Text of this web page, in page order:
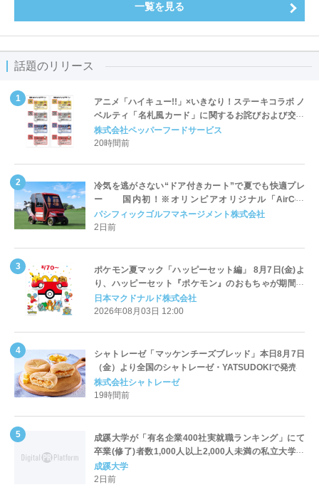
一覧を見る
話題のリリース
アニメ「ハイキュー!!」×いきなり！ステーキコラボ ノ
ベルティ「名札風カード」に関するお詫びおよび交換
対応についてのご案内
株式会社ペッパーフードサービス
20時間前
冷気を逃がさない“ドア付きカート”で夏でも快適プレ
ー 国内初！※オリンピアオリジナル「AirCon
Cart（エアコンカート）」導入 | ＰＧＭ
パシフィックゴルフマネージメント株式会社
2日前
ポケモン夏マック「ハッピーセット編」 8月7日(金)よ
り、ハッピーセット『ポケモン』のおもちゃが期間限
定登場
日本マクドナルド株式会社
2026年08月03日 12:00
シャトレーゼ「マッケンチーズブレッド」本日8月7日
（金）より全国のシャトレーゼ・YATSUDOKIで発売
株式会社シャトレーゼ
19時間前
成蹊大学が「有名企業400社実就職ランキング」にて
卒業(修了)者数1,000人以上2,000人未満の私立大学で
全国第1位を獲得！～実就職率は26.5%（前年比＋
4.3pt）に伸長、東京の私立大学でも10位にランクイン
成蹊大学
2日前